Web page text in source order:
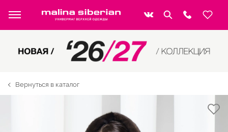
Вернуться в каталог